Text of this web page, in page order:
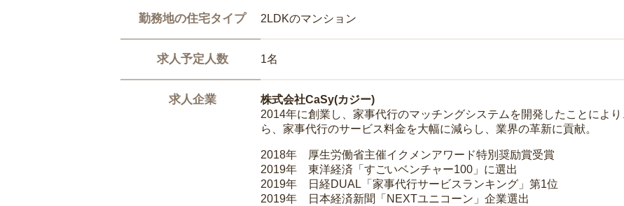
勤務地の住宅タイプ 2LDKのマンション
求人予定人数 1名
求人企業
株式会社CaSy(カジー)
2014年に創業し、家事代行のマッチングシステムを開発したことによ
ら、家事代行のサービス料金を大幅に減らし、業界の革新に貢献。
2018年 厚生労働省主催イクメンアワード特別奨励賞受賞
2019年 東洋経済「すごいベンチャー100」に選出
2019年 日経DUAL「家事代行サービスランキング」第1位
2019年 日本経済新聞「NEXTユニコーン」企業選出